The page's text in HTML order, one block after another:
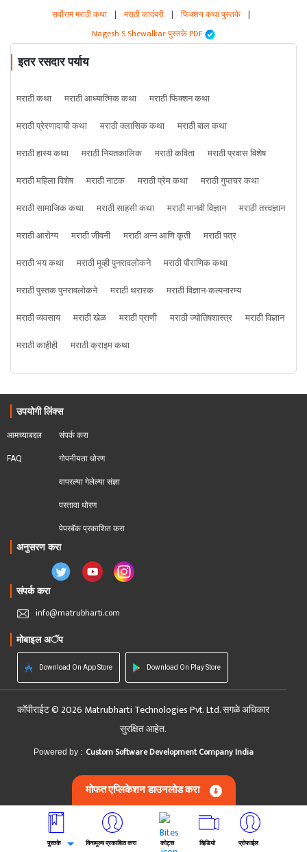
सर्वोत्तम मराठी कथा | मराठी कादंबरी | फिक्शन कथा पुस्तके |
Nagesh S Shewalkar पुस्तके PDF
इतर रसदार पर्याय
मराठी कथा मराठी आध्यात्मिक कथा
मराठी फिक्शन कथा
मराठी प्रेरणादायी कथा
मराठी क्लासिक कथा
मराठी बाल कथा
मराठी हास्य कथा
मराठी नियतकालिक मराठी कविता
मराठी प्रवास विशेष
मराठी महिला विशेष
मराठी नाटक मराठी प्रेम कथा
मराठी गुप्तचर कथा
मराठी सामाजिक कथा
मराठी साहसी कथा मराठी मानवी विज्ञान
मराठी तत्त्वज्ञान
मराठी आरोग्य
मराठी जीवनी मराठी अन्न आणि कृती
मराठी पत्र
मराठी भय कथा
मराठी मूव्ही पुनरावलोकने
मराठी पौराणिक कथा
मराठी पुस्तक पुनरावलोकने
मराठी थरारक
मराठी विज्ञान-कल्पनारम्य
मराठी व्यवसाय
मराठी खेळ मराठी प्राणी मराठी ज्योतिषशास्त्र
मराठी विज्ञान
मराठी काहीही
मराठी क्राइम कथा
उपयोगी लिंक्स
आमच्याबद्दल
FAQ
संपर्क करा
गोपनीयता धोरण
वापरल्या गेलेल्या संज्ञा
परतावा धोरण
पेपरबॅक प्रकाशित करा
अनुसरण करा
संपर्क करा
info@matrubharti.com
मोबाइल अॅप
Download On App Store Download On Play Store
कॉपीराईट © 2026 Matrubharti Technologies Pvt. Ltd. सगळे अधिकार
सुरक्षित आहेत.
Powered by : Custom Software Development Company India
मोफत एप्लिकेशन डाउनलोड करा
पुस्तके विनामूल्य प्रकाशित करा कोट्स व्हिडियो प्रोफाईल